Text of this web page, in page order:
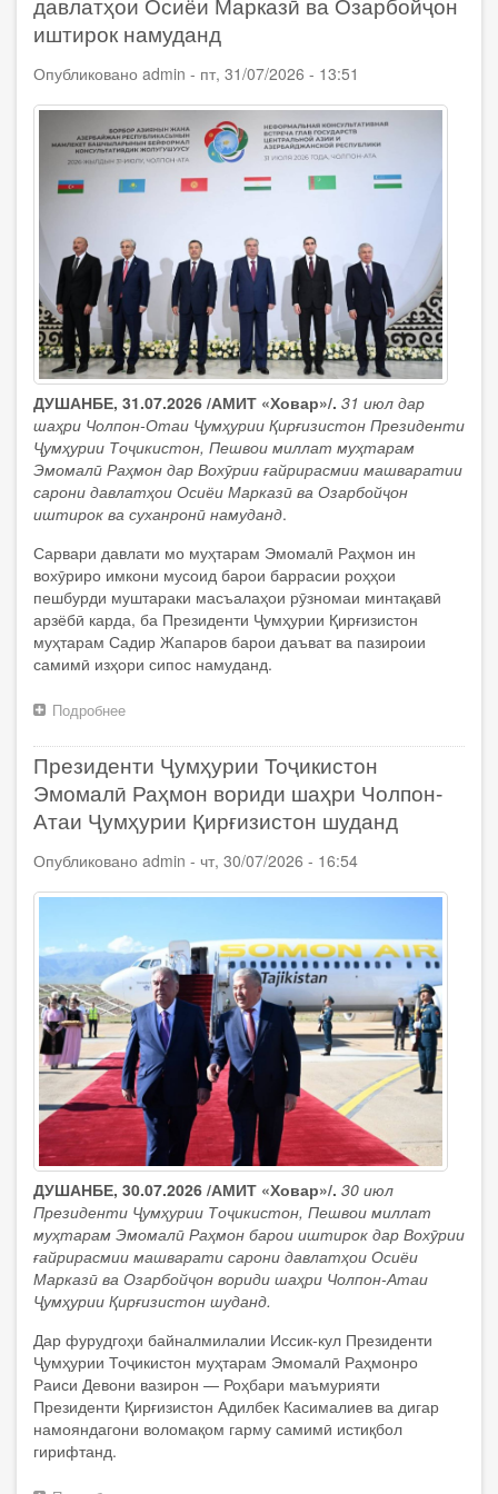
даври
ниҳоии
Чемпионати
ҷаҳон
оид
ба
формулаи
1
дар
рӯи
иштирок
намуданд
давлатҳои Осиёи Марказӣ ва Озарбойҷон
иштирок намуданд
Опубликовано admin - пт, 31/07/2026 - 13:51
ДУШАНБЕ, 31.07.2026 /АМИТ «Ховар»/. 31 июл дар
шаҳри Чолпон-Отаи Ҷумҳурии Қирғизистон Президенти
Ҷумҳурии Тоҷикистон, Пешвои миллат муҳтарам
Эмомалӣ Раҳмон дар Вохӯрии ғайрирасмии машваратии
сарони давлатҳои Осиёи Марказӣ ва Озарбойҷон
иштирок ва суханронӣ намуданд.
Сарвари давлати мо муҳтарам Эмомалӣ Раҳмон ин
вохӯриро имкони мусоид барои баррасии роҳҳои
пешбурди муштараки масъалаҳои рӯзномаи минтақавӣ
арзёбӣ карда, ба Президенти Ҷумҳурии Қирғизистон
муҳтарам Садир Жапаров барои даъват ва пазироии
самимӣ изҳори сипос намуданд.
Подробнее
Ҷумҳурии
Тоҷикистон
Эмомалӣ
Раҳмон
дар
Вохӯрии
ғайрирасмии
машваратии
давлатҳои
Осиёи
Марказӣ
ва
Озарбойҷон
иштирок
намуданд
Президенти Ҷумҳурии Тоҷикистон
Эмомалӣ Раҳмон вориди шаҳри Чолпон-
Атаи Ҷумҳурии Қирғизистон шуданд
Опубликовано admin - чт, 30/07/2026 - 16:54
ДУШАНБЕ, 30.07.2026 /АМИТ «Ховар»/. 30 июл
Президенти Ҷумҳурии Тоҷикистон, Пешвои миллат
муҳтарам Эмомалӣ Раҳмон барои иштирок дар Вохӯрии
ғайрирасмии машварати сарони давлатҳои Осиёи
Марказӣ ва Озарбойҷон вориди шаҳри Чолпон-Атаи
Ҷумҳурии Қирғизистон шуданд.
Дар фурудгоҳи байналмилалии Иссик-кул Президенти
Ҷумҳурии Тоҷикистон муҳтарам Эмомалӣ Раҳмонро
Раиси Девони вазирон — Роҳбари маъмурияти
Президенти Қирғизистон Адилбек Касималиев ва дигар
намояндагони воломақом гарму самимӣ истиқбол
гирифтанд.